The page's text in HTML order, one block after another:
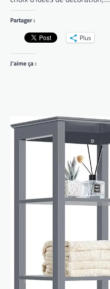
Partager :
Plus
J’aime ça :